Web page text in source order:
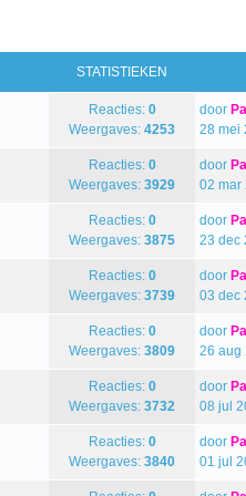
STATISTIEKEN
Reacties: 0
Weergaves: 4253
door
28 mei
Reacties: 0
Weergaves: 3929
door
02 mar
Reacties: 0
Weergaves: 3875
door
23 dec
Reacties: 0
Weergaves: 3739
door
03 dec
Reacties: 0
Weergaves: 3809
door
26 aug
Reacties: 0
Weergaves: 3732
door
08 jul
Reacties: 0
Weergaves: 3840
door
01 jul